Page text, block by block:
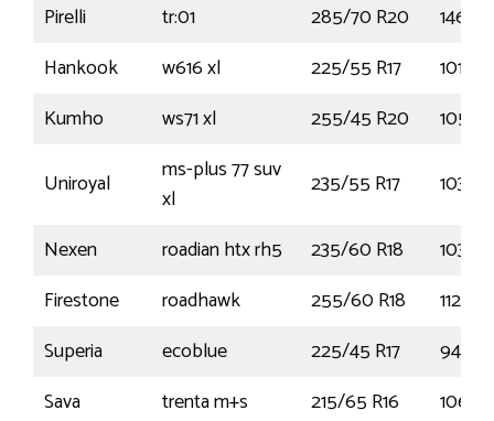
Pirelli
tr:01 285/70 R20
146L
Hankook
w616 xl 225/55 R17
101T
Kumho
ws71 xl 255/45 R20
105V
Uniroyal
ms-plus 77 suv
xl
235/55 R17
103V
Nexen
roadian htx rh5 235/60 R18
103V
Firestone
roadhawk 255/60 R18
112V
Superia
ecoblue 225/45 R17
94W
Sava
trenta m+s 215/65 R16
106T